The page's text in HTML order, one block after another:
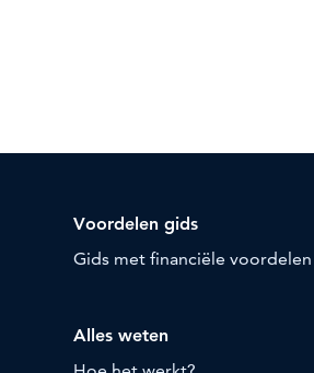
Voordelen gids
Gids met financiële voordelen
Alles weten